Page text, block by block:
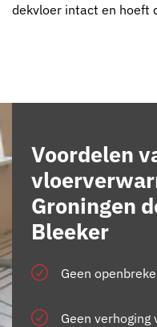
dekvloer intact en hoeft
Voordelen
Groningen
Bleeker
Geen
Geen verhoging